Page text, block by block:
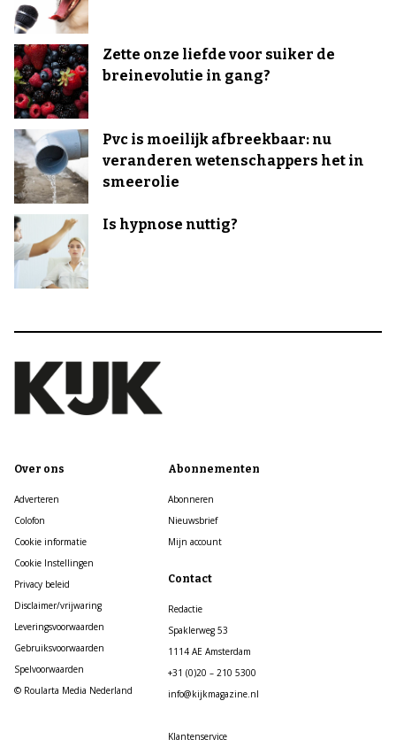
Zette onze liefde voor suiker de
breinevolutie in gang?
Pvc is moeilijk afbreekbaar: nu
veranderen wetenschappers het in
smeerolie
Is hypnose nuttig?
Over ons
Adverteren
Colofon
Cookie informatie
Cookie Instellingen
Privacy beleid
Disclaimer/vrijwaring
Leveringsvoorwaarden
Gebruiksvoorwaarden
Spelvoorwaarden
© Roularta Media Nederland
Abonnementen
Abonneren
Nieuwsbrief
Mijn account
Contact
Redactie
Spaklerweg 53
1114 AE Amsterdam
+31 (0)20 – 210 5300
info@kijkmagazine.nl
Klantenservice